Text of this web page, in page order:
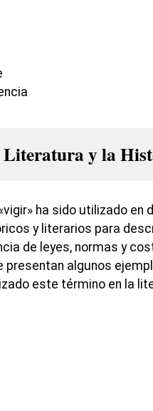
y la
ha sido utilizado en
y literarios para
de leyes, normas y
presentan algunos
este término en la